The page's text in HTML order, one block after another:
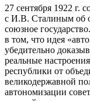
27 сентября 1922 г.
с И.В. Сталиным об
союзное
в том, что идея
убедительно
реальные
республики от
великодержавной
автономизации